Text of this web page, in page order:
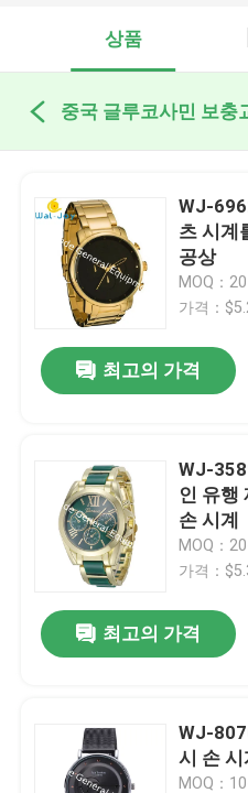
상품
중국 글루코사민 보충
WJ-
츠 시계
공상
MOQ：
가격：
최고의 가격
WJ-
인 유행
손 시계
MOQ：
가격：
최고의 가격
WJ-
시 손 시
MOQ：